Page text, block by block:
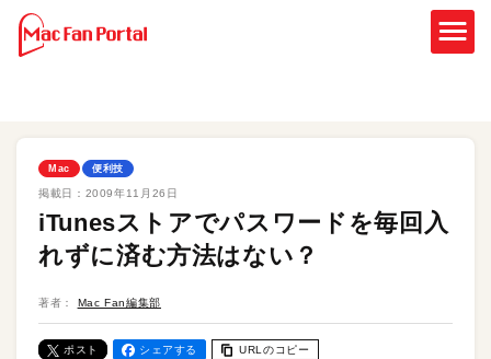
Mac 便利技
掲載日： 2009年11月26日
iTunesストアでパスワードを毎回入
れずに済む方法はない？
著者： Mac Fan編集部
ポスト シェアする URLのコピー